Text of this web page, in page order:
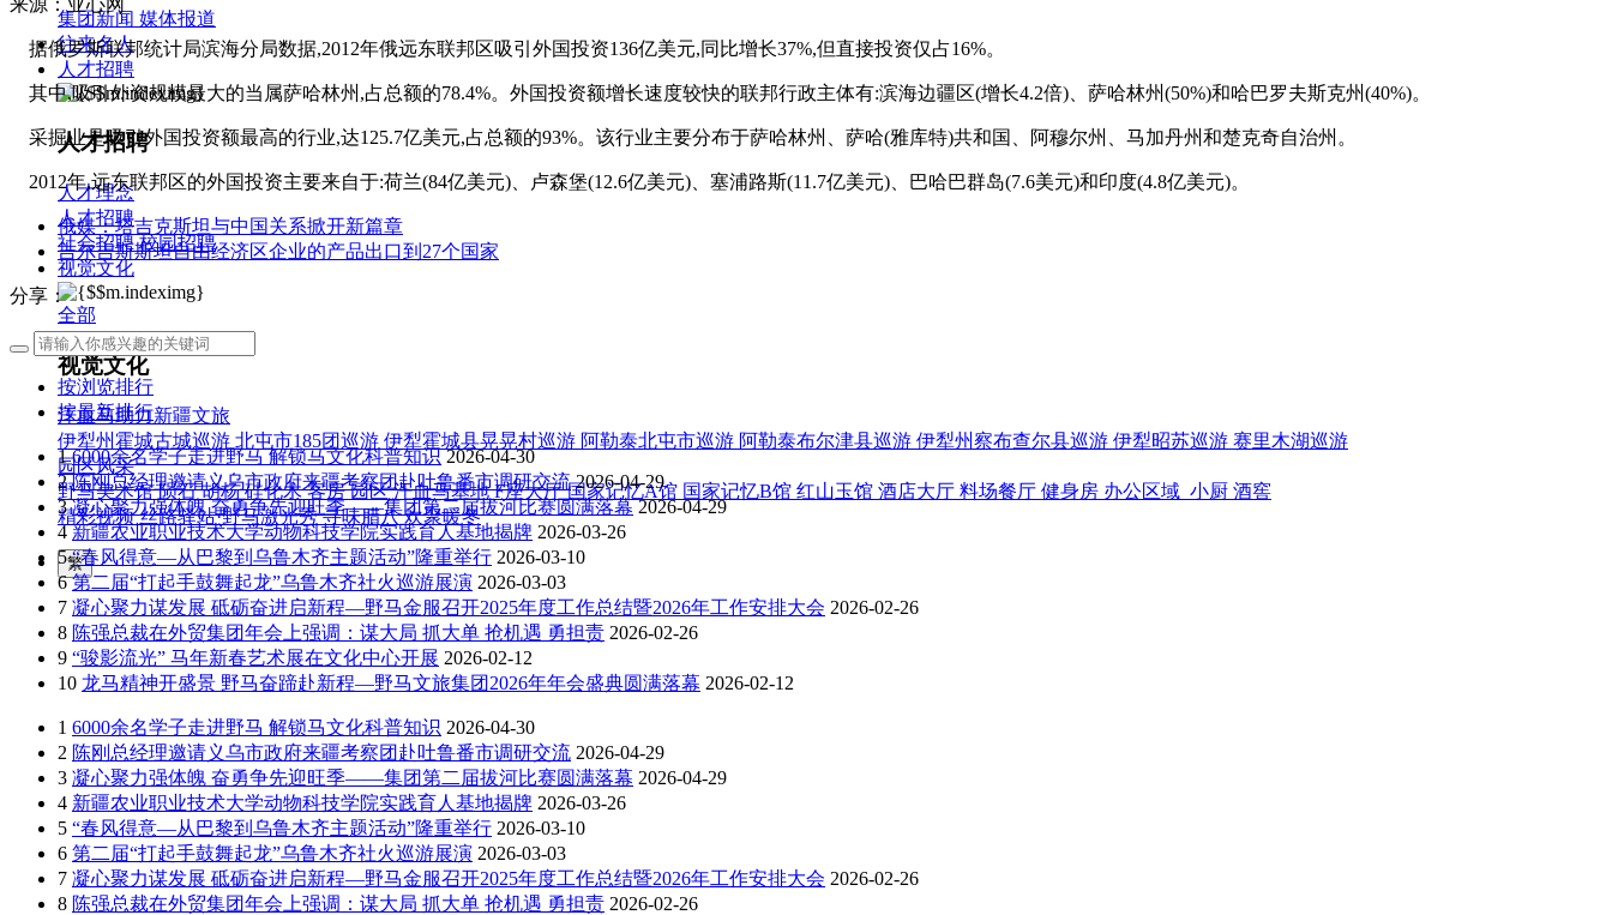
集团新闻 媒体报道
往来名人
人才招聘
人才招聘
人才理念
人才招聘
社会招聘 校园招聘
视觉文化
全部
视觉文化
汗血马助力新疆文旅
伊犁州霍城古城巡游 北屯市185团巡游 伊犁霍城县晃晃村巡游 阿勒泰北屯市巡游 阿勒泰布尔津县巡游 伊犁州察布查尔县巡游 伊犁昭苏巡游 赛里木湖巡游
园区风采
野马美术馆 陨石 胡杨 硅化木 客房 园区 汗血马基地 F座大厅 国家记忆A馆 国家记忆B馆 红山玉馆 酒店大厅 料场餐厅 健身房 办公区域 小厨 酒窖
精彩视频 丝路驿站·野马激光秀 寻味腊八 欢聚暖冬
繁
据俄罗斯联邦统计局滨海分局数据,2012年俄远东联邦区吸引外国投资136亿美元,同比增长37%,但直接投资仅占16%。
其中,吸引外资规模最大的当属萨哈林州,占总额的78.4%。外国投资额增长速度较快的联邦行政主体有:滨海边疆区(增长4.2倍)、萨哈林州(50%)和哈巴罗夫斯克州(40%)。
采掘业是吸引外国投资额最高的行业,达125.7亿美元,占总额的93%。该行业主要分布于萨哈林州、萨哈(雅库特)共和国、阿穆尔州、马加丹州和楚克奇自治州。
2012年,远东联邦区的外国投资主要来自于:荷兰(84亿美元)、卢森堡(12.6亿美元)、塞浦路斯(11.7亿美元)、巴哈巴群岛(7.6美元)和印度(4.8亿美元)。
俄媒：塔吉克斯坦与中国关系掀开新篇章
吉尔吉斯斯坦自由经济区企业的产品出口到27个国家
分享：
按浏览排行
按最新排行
16000余名学子走进野马 解锁马文化科普知识 2026-04-30
2陈刚总经理邀请义乌市政府来疆考察团赴吐鲁番市调研交流 2026-04-29
3凝心聚力强体魄 奋勇争先迎旺季——集团第二届拔河比赛圆满落幕 2026-04-29
4新疆农业职业技术大学动物科技学院实践育人基地揭牌 2026-03-26
5“春风得意—从巴黎到乌鲁木齐主题活动”隆重举行 2026-03-10
6第二届“打起手鼓舞起龙”乌鲁木齐社火巡游展演 2026-03-03
7 凝心聚力谋发展 砥砺奋进启新程—野马金服召开2025年度工作总结暨2026年工作安排大会 2026-02-26
8 陈强总裁在外贸集团年会上强调：谋大局 抓大单 抢机遇 勇担责 2026-02-26
9 “骏影流光” 马年新春艺术展在文化中心开展 2026-02-12
10 龙马精神开盛景 野马奋蹄赴新程—野马文旅集团2026年年会盛典圆满落幕 2026-02-12
1 6000余名学子走进野马 解锁马文化科普知识 2026-04-30
2 陈刚总经理邀请义乌市政府来疆考察团赴吐鲁番市调研交流 2026-04-29
3 凝心聚力强体魄 奋勇争先迎旺季——集团第二届拔河比赛圆满落幕 2026-04-29
4 新疆农业职业技术大学动物科技学院实践育人基地揭牌 2026-03-26
5 “春风得意—从巴黎到乌鲁木齐主题活动”隆重举行 2026-03-10
6 第二届“打起手鼓舞起龙”乌鲁木齐社火巡游展演 2026-03-03
7 凝心聚力谋发展 砥砺奋进启新程—野马金服召开2025年度工作总结暨2026年工作安排大会 2026-02-26
8 陈强总裁在外贸集团年会上强调：谋大局 抓大单 抢机遇 勇担责 2026-02-26